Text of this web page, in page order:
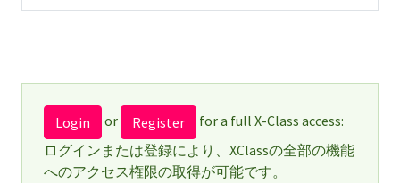
Login or Register
for a full X-Class access:
ログインまたは登録により、XClassの全部の機能
へのアクセス権限の取得が可能です。